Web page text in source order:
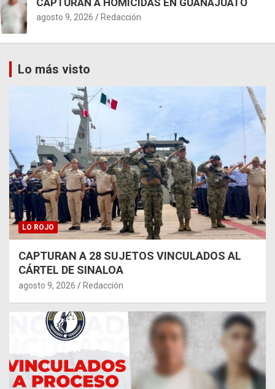
agosto 9, 2026 Redacción
Lo más visto
LO ROJO
CAPTURAN A 28 SUJETOS VINCULADOS AL
CÁRTEL DE SINALOA
agosto 9, 2026 Redacción